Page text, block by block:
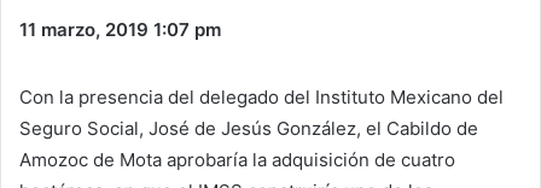
11 marzo, 2019 1:07 pm
Con la presencia del delegado del Instituto Mexicano del
Seguro Social, José de Jesús González, el Cabildo de
Amozoc de Mota aprobaría la adquisición de cuatro